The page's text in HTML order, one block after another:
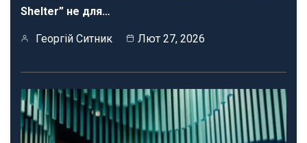
Shelter” не для…
Георгій Ситник Лют 27, 2026